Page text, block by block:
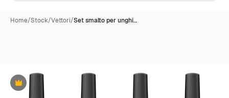
Home/Stock/Vettori/Set smalto per unghi…
Premium